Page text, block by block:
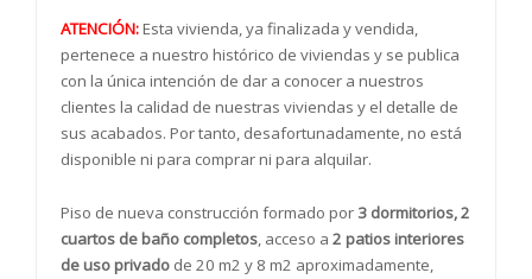
ATENCIÓN:Esta vivienda, ya finalizada y vendida,
pertenece a nuestro histórico de viviendas y se publica
con la única intención de dar a conocer a nuestros
clientes la calidad de nuestras viviendas y el detalle de
sus acabados. Por tanto, desafortunadamente, no está
disponible ni para comprar ni para alquilar.
Piso de nueva construcción formado por3 dormitorios, 2
cuartos de baño completos, acceso a 2 patios interiores
de uso privado de 20 m2 y 8 m2 aproximadamente,